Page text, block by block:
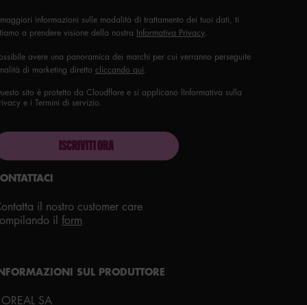
maggiori informazioni sulle modalità di trattamento dei tuoi dati, ti
a prendere visione della nostra Informativa Privacy.
avere una panoramica dei marchi per cui verranno perseguite
di marketing diretto cliccando qui.
sito è protetto da Cloudflare e si applicano lInformativa sulla
e i Termini di servizio.
ISCRIVITI ORA
il nostro customer care
il form
SUL PRODUTTORE
SA